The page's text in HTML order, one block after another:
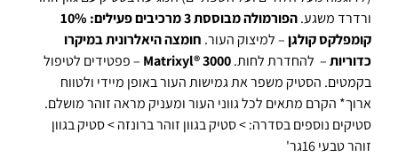
ורדרד משגע.הפורמולה מבוססת 3 מרכיבים פעילים:
10%
קומפלקס קולגן– למיצוק העור. חומצה היאלרונית במיקרו
כדוריות– להחדרת לחות.Matrixyl® 3000 – פפטידים לטיפול
בקמטים. הסטיק משפר את גמישות העור באופן מיידי ולטווח
ארוך* הקרם מתאים לכל גווני העור ומעניק מראה זוהר מושלם.
סטיקים נוספים בסדרה: > סטיק בגוון זוהר ברונזה > סטיק בגוון
זוהר טבעי 16גר'